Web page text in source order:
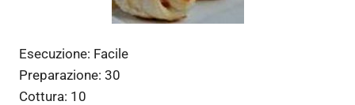
Esecuzione: Facile
Preparazione: 30
Cottura: 10